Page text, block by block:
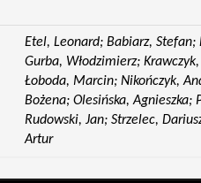
Etel, Leonard; Babiarz, Stefan;
Gurba, Włodzimierz;
Łoboda, Marcin; Nikończyk,
Bożena; Olesińska, Agnieszka;
Rudowski, Jan; Strzelec,
Artur